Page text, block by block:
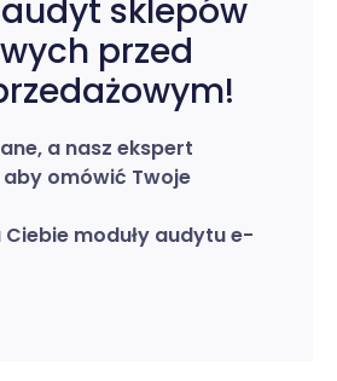
sklepów
przed
a nasz ekspert
omówić Twoje
moduły audytu e-